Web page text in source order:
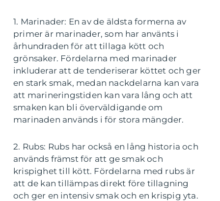
1. Marinader: En av de äldsta formerna av
primer är marinader, som har använts i
århundraden för att tillaga kött och
grönsaker. Fördelarna med marinader
inkluderar att de tenderiserar köttet och ger
en stark smak, medan nackdelarna kan vara
att marineringstiden kan vara lång och att
smaken kan bli överväldigande om
marinaden används i för stora mängder.
2. Rubs: Rubs har också en lång historia och
används främst för att ge smak och
krispighet till kött. Fördelarna med rubs är
att de kan tillämpas direkt före tillagning
och ger en intensiv smak och en krispig yta.